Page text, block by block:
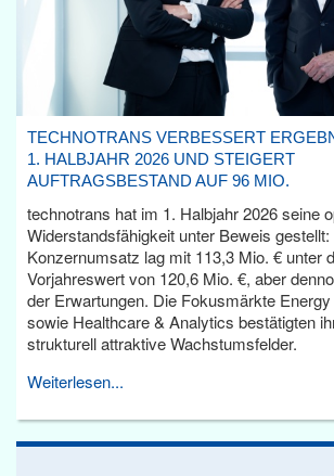
TECHNOTRANS VERBESSERT
1. HALBJAHR 2026 UND STEIGERT
AUFTRAGSBESTAND AUF 96 MIO.
technotrans hat im 1. Halbjahr 2026 seine
Widerstandsfähigkeit unter Beweis
Konzernumsatz lag mit 113,3 Mio. € unter
Vorjahreswert von 120,6 Mio. €, aber
der Erwartungen. Die Fokusmärkte
sowie Healthcare & Analytics bestätigten
strukturell attraktive Wachstumsfelder.
Weiterlesen...